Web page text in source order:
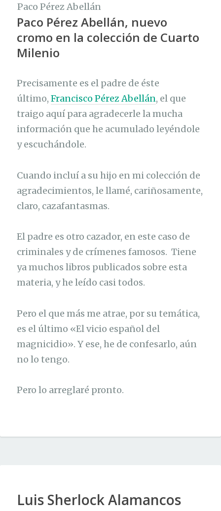
Paco Pérez Abellán
Paco Pérez Abellán, nuevo
cromo en la colección de Cuarto
Milenio
Precisamente es el padre de éste
último,Francisco Pérez Abellán, el que
traigo aquí para agradecerle la mucha
información que he acumulado leyéndole
y escuchándole.
Cuando incluí a su hijo en mi colección de
agradecimientos, le llamé, cariñosamente,
claro, cazafantasmas.
El padre es otro cazador, en este caso de
criminales y de crímenes famosos. Tiene
ya muchos libros publicados sobre esta
materia, y he leído casi todos.
Pero el que más me atrae, por su temática,
es el último «El vicio español del
magnicidio». Y ese, he de confesarlo, aún
no lo tengo.
Pero lo arreglaré pronto.
Luis Sherlock Alamancos